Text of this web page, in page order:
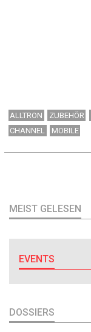
ALLTRON ZUBEHÖR
CHANNEL
MOBILE
MEIST GELESEN
EVENTS
DOSSIERS